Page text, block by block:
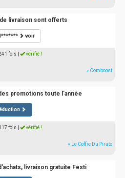
livraison sont offerts
voir
fois vérifié !
» Comboost
promotions toute l'année
fois vérifié !
» Le Coffre Du Pirate
livraison gratuite Festi